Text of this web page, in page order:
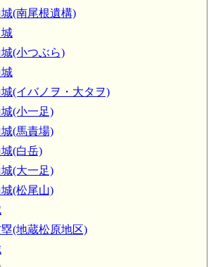
(南尾根遺構)
(小つぶら)
(イバノヲ・大タヲ)
(小一足)
(馬責場)
(白岳)
(大一足)
(松尾山)
(地蔵松原地区)